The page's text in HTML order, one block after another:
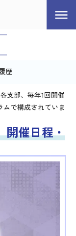
歴
支部、毎年1回開催
で構成されていま
開催日程・